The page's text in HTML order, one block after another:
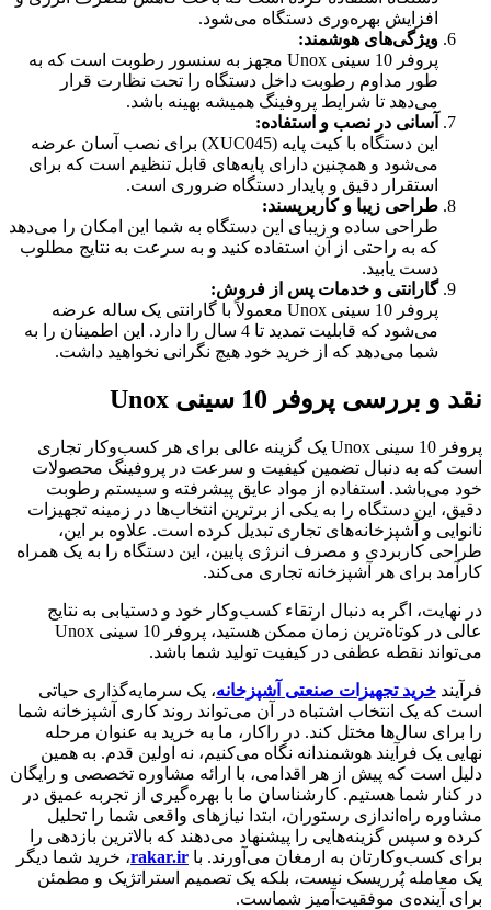
افزایش بهره‌وری دستگاه می‌شود.
ویژگی‌های هوشمند:
پروفر 10 سینی Unox مجهز به سنسور رطوبت است که به
طور مداوم رطوبت داخل دستگاه را تحت نظارت قرار
می‌دهد تا شرایط پروفینگ همیشه بهینه باشد.
آسانی در نصب و استفاده:
این دستگاه با کیت پایه (XUC045) برای نصب آسان عرضه
می‌شود و همچنین دارای پایه‌های قابل تنظیم است که برای
استقرار دقیق و پایدار دستگاه ضروری است.
طراحی زیبا و کاربرپسند:
طراحی ساده و زیبای این دستگاه به شما این امکان را می‌دهد
که به راحتی از آن استفاده کنید و به سرعت به نتایج مطلوب
دست یابید.
گارانتی و خدمات پس از فروش:
پروفر 10 سینی Unox معمولاً با گارانتی یک ساله عرضه
می‌شود که قابلیت تمدید تا 4 سال را دارد. این اطمینان را به
شما می‌دهد که از خرید خود هیچ نگرانی نخواهید داشت.
نقد و بررسی پروفر 10 سینی Unox
پروفر 10 سینی Unox یک گزینه عالی برای هر کسب‌وکار تجاری
است که به دنبال تضمین کیفیت و سرعت در پروفینگ محصولات
خود می‌باشد. استفاده از مواد عایق پیشرفته و سیستم رطوبت
دقیق، این دستگاه را به یکی از برترین انتخاب‌ها در زمینه تجهیزات
نانوایی و آشپزخانه‌های تجاری تبدیل کرده است. علاوه بر این،
طراحی کاربردی و مصرف انرژی پایین، این دستگاه را به یک همراه
کارآمد برای هر آشپزخانه تجاری می‌کند.
در نهایت، اگر به دنبال ارتقاء کسب‌وکار خود و دستیابی به نتایج
عالی در کوتاه‌ترین زمان ممکن هستید، پروفر 10 سینی Unox
می‌تواند نقطه عطفی در کیفیت تولید شما باشد.
فرآیند خرید تجهیزات صنعتی آشپزخانه، یک سرمایه‌گذاری حیاتی
است که یک انتخاب اشتباه در آن می‌تواند روند کاری آشپزخانه شما
را برای سال‌ها مختل کند. در راکار، ما به خرید به عنوان مرحله
نهایی یک فرآیند هوشمندانه نگاه می‌کنیم، نه اولین قدم. به همین
دلیل است که پیش از هر اقدامی، با ارائه مشاوره تخصصی و رایگان
در کنار شما هستیم. کارشناسان ما با بهره‌گیری از تجربه عمیق در
مشاوره راه‌اندازی رستوران، ابتدا نیازهای واقعی شما را تحلیل
کرده و سپس گزینه‌هایی را پیشنهاد می‌دهند که بالاترین بازدهی را
برای کسب‌وکارتان به ارمغان می‌آورند. با rakar.ir، خرید شما دیگر
یک معامله پُرریسک نیست، بلکه یک تصمیم استراتژیک و مطمئن
برای آینده‌ی موفقیت‌آمیز شماست.